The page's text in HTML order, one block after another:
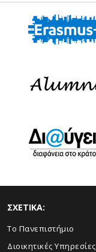
ΣΧΕΤΙΚΑ:
Το Πανεπιστήμιο
Διοικητικές Υπηρεσίες